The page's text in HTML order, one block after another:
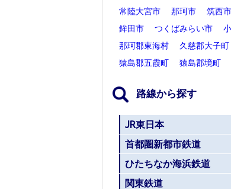
常陸大宮市
那珂市 筑西市
鉾田市
つくばみらい市
那珂郡東海村
久慈郡大子町
猿島郡五霞町
猿島郡境町
路線から探す
JR東日本
首都圏新都市鉄道
ひたちなか海浜鉄道
関東鉄道